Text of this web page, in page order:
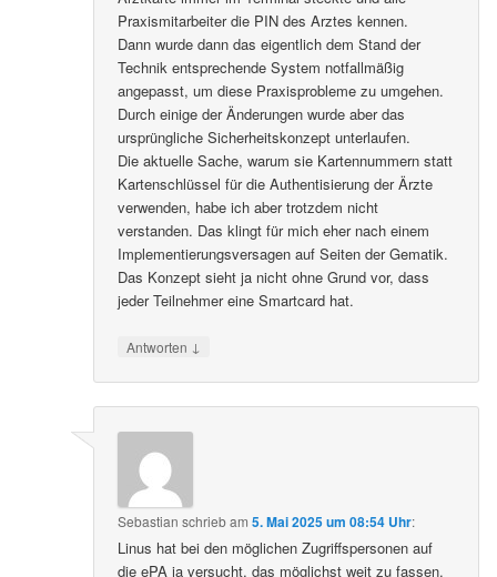
Praxismitarbeiter die PIN des Arztes kennen.
Dann wurde dann das eigentlich dem Stand der
Technik entsprechende System notfallmäßig
angepasst, um diese Praxisprobleme zu umgehen.
Durch einige der Änderungen wurde aber das
ursprüngliche Sicherheitskonzept unterlaufen.
Die aktuelle Sache, warum sie Kartennummern statt
Kartenschlüssel für die Authentisierung der Ärzte
verwenden, habe ich aber trotzdem nicht
verstanden. Das klingt für mich eher nach einem
Implementierungsversagen auf Seiten der Gematik.
Das Konzept sieht ja nicht ohne Grund vor, dass
jeder Teilnehmer eine Smartcard hat.
Antworten ↓
Sebastian schriebam5. Mai 2025 um 08:54 Uhr:
Linus hat bei den möglichen Zugriffspersonen auf
die ePA ja versucht, das möglichst weit zu fassen.